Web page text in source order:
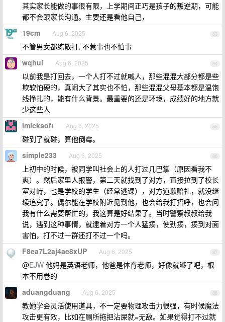
其实家长能做的事很有限，上学期间正巧是孩子的叛逆期，可能
都不会跟家长沟通。主要还是看他自己，
83
19cm Aug 6, 2025
不管男女都练散打, 不惹事也不怕事
84
wqhui Aug 6, 2025
以前我是打回去，一个人打不过就喊人，那些混混大部分都是些
欺软怕硬的，真闹大了其实也不怕，那些混混父母基本都是温饱
线挣扎的，能有什么背景。最重要的还是环境，成绩好的地方就
少这些人
85
imicksoft Aug 6, 2025
碰到了就碰，算他倒霉。
86
simple233 Aug 6, 2025
上初中的时候，被同学叫社会上的人打过几巴掌（原因看我不
爽）。然后家里人报警，第二天就找到了对方，直接拉到了校长
室对峙，也是学校的学生（经常逃课），对方道歉赔礼，就没继
续追究了。偶尔能在学校附近见到他，也会给我打招呼，也会问
我有什么需要帮忙的，我这算是好结果了。当时警察叔叔给我
说，遇到这种事情，就逮着对方一个人猛揍，使劲揍，揍到对面
害怕，打不过一群还打不过一个吗。
87
F8ea7L2aj4ae8xUP Aug 6, 2025
@EJW 他妈是英语老师，他爸是体育老师，好像就够了吧，根
本不用卷的
88
aduangduang Aug 6, 2025
教她学会灵活使用道具，不一定要物理攻击力很强，有时候魔法
攻击更有效，比如在厕所拖把沾屎就=无敌。如果觉得打不过就